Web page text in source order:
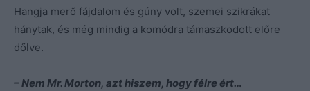
Hangja merő fájdalom és gúny volt, szemei szikrákat
hánytak, és még mindig a komódra támaszkodott előre
dőlve.
– Nem Mr. Morton, azt hiszem, hogy félre ért…